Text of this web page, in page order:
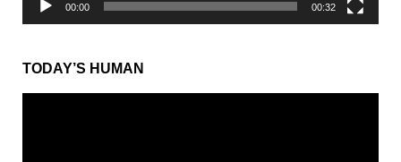
00:00 00:32
TODAY’S HUMAN